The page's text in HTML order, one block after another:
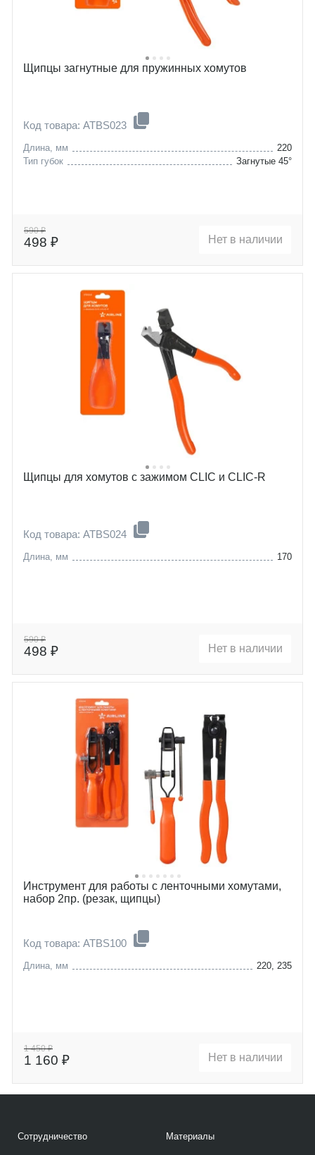
Щипцы загнутные для пружинных хомутов
Код товара: ATBS023
Длина, мм
220
Тип губок
Загнутые 45°
590 ₽
498 ₽ Нет в наличии
Щипцы для хомутов с зажимом CLIC и CLIC-R
Код товара: ATBS024
Длина, мм 170
590 ₽
498 ₽ Нет в наличии
Инструмент для работы с ленточными хомутами,
набор 2пр. (резак, щипцы)
Код товара: ATBS100
Длина, мм 220, 235
1 450 ₽
1 160 ₽ Нет в наличии
Сотрудничество Материалы